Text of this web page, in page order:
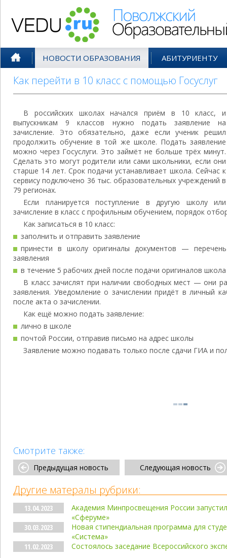
НОВОСТИ ОБРАЗОВАНИЯ АБИТУРИЕНТУ
Как перейти в 10 класс с помощью Госуслуг
В российских школах начался приём в 10 класс, и
выпускникам 9 классов нужно подать заявление на
зачисление. Это обязательно, даже если ученик решил
продолжить обучение в той же школе. Подать заявление
можно через Госуслуги. Это займёт не больше трёх минут.
Сделать это могут родители или сами школьники, если они
старше 14 лет. Срок подачи устанавливает школа. Сейчас к
сервису подключено 36 тыс. образовательных учреждений в
79 регионах.
Если планируется поступление в другую школу или
зачисление в класс с профильным обучением, порядок
Как записаться в 10 класс:
заполнить и отправить заявление
принести в школу оригиналы документов —
заявления
в течение 5 рабочих дней после подачи оригиналов
В класс зачислят при наличии свободных мест — они
заявления. Уведомление о зачислении придёт в личный
после акта о зачислении.
Как ещё можно подать заявление:
лично в школе
почтой России, отправив письмо на адрес школы
Заявление можно подавать только после сдачи ГИА и
Смотрите также:
Предыдущая новость Следующая новость
Другие матералы рубрики:
13.04.2023
Академия Минпросвещения России
«Сферуме»
30.03.2023
Новая стипендиальная программа для
«Система»
11.02.2023
Состоялось заседание Всероссийского